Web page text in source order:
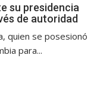
su presidencia
de autoridad
quien se posesionó
para...